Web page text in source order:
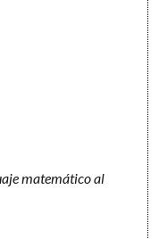
matemático al